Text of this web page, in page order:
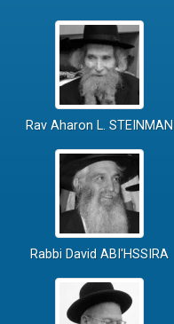
Rav Aharon L. STEINMAN
Rabbi David ABI'HSSIRA